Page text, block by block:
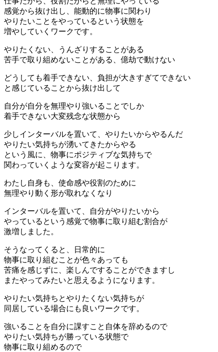
感覚から抜け出し、能動的に物事に関わり
やりたいことをやっているという状態を
増やしていくワークです。
やりたくない、うんざりすることがある
苦手で取り組めないことがある、億劫で動けない
どうしても着手できない、負担が大きすぎてできない
と感じていることから抜け出して
自分が自分を無理やり強いることでしか
着手できない大変残念な状態から
少しインターバルを置いて、やりたいからやるんだ
やりたい気持ちが湧いてきたからやる
という風に、物事にポジティブな気持ちで
関わっていくような変容が起こります。
わたし自身も、使命感や役割のために
無理やり動く形が取れなくなり
インターバルを置いて、自分がやりたいから
やっているという感覚で物事に取り組む割合が
激増しました。
そうなってくると、日常的に
物事に取り組むことが色々あっても
苦痛を感じずに、楽しんですることができますし
またやってみたいと思えるようになります。
やりたい気持ちとやりたくない気持ちが
同居している場合にも良いワークです。
強いることを自分に課すこと自体を辞めるので
やりたい気持ちが勝っている状態で
物事に取り組めるので